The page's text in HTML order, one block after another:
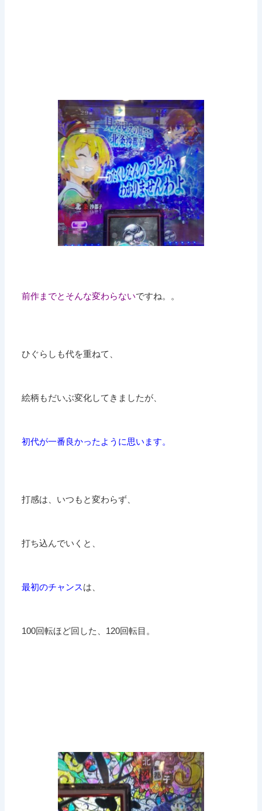
前作までとそんな変わらないですね。。
ひぐらしも代を重ねて、
絵柄もだいぶ変化してきましたが、
初代が一番良かったように思います。
打感は、いつもと変わらず、
打ち込んでいくと、
最初のチャンスは、
100回転ほど回した、120回転目。